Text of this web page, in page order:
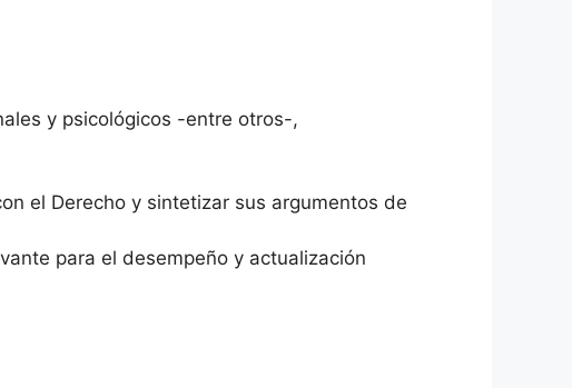
y psicológicos -entre otros-,
el Derecho y sintetizar sus argumentos de
para el desempeño y actualización